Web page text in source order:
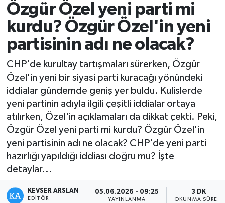
Özgür Özel yeni parti mi
kurdu? Özgür Özel'in yeni
partisinin adı ne olacak?
CHP'de kurultay tartışmaları sürerken, Özgür
Özel'in yeni bir siyasi parti kuracağı yönündeki
iddialar gündemde geniş yer buldu. Kulislerde
yeni partinin adıyla ilgili çeşitli iddialar ortaya
atılırken, Özel'in açıklamaları da dikkat çekti. Peki,
Özgür Özel yeni parti mi kurdu? Özgür Özel'in
yeni partisinin adı ne olacak? CHP'de yeni parti
hazırlığı yapıldığı iddiası doğru mu? İşte
detaylar...
KEVSER ARSLAN
EDITÖR
05.06.2026 - 09:25
YAYINLANMA
3 DK
OKUNMA SÜRESI
Eğitim
Sağlık
Teknoloji
Kültür - Sanat
Yaşam
Tüm Manşetler
Son Dakika Haberleri
Haber Arşivi